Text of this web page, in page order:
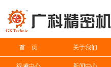
首 页 关于我们
信息搜索